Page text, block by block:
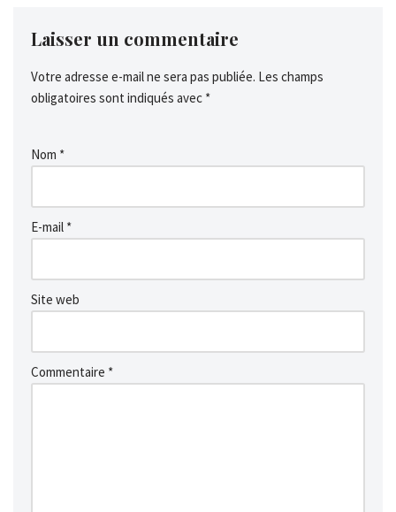
Laisser un commentaire
Votre adresse e-mail ne sera pas publiée. Les champs
obligatoires sont indiqués avec *
Nom *
E-mail *
Site web
Commentaire *